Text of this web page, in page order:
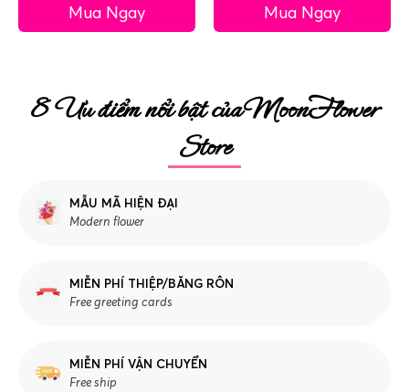
Mua Ngay Mua Ngay
8 Ưu điểm nổi bật của MoonFlower
Store
MẪU MÃ HIỆN ĐẠI
Modern flower
MIỄN PHÍ THIỆP/BĂNG RÔN
Free greeting cards
MIỄN PHÍ VẬN CHUYỂN
Free ship